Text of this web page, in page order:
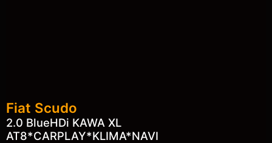
Fiat Scudo
2.0 BlueHDi KAWA XL
AT8*CARPLAY*KLIMA*NAVI